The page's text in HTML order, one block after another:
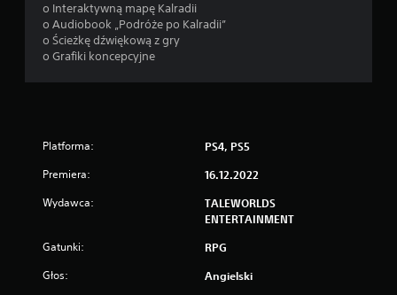
o Interaktywną mapę Kalradii
o Audiobook „Podróże po Kalradii”
o Ścieżkę dźwiękową z gry
o Grafiki koncepcyjne
Platforma: PS4, PS5
Premiera: 16.12.2022
Wydawca:
TALEWORLDS
ENTERTAINMENT
Gatunki: RPG
Głos: Angielski